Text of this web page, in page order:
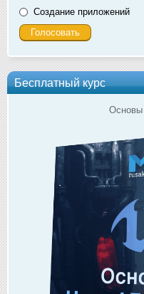
Создание приложений
Бесплатный курс
Основы